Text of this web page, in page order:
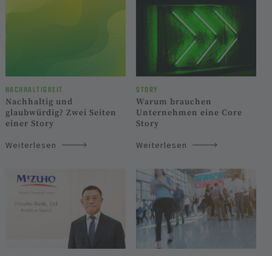
NACHHALTIGKEIT
Nachhaltig und
glaubwürdig? Zwei Seiten
einer Story
Weiterlesen
STORY
Warum brauchen
Unternehmen eine Core
Story
Weiterlesen